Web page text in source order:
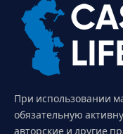
При использовании
обязательную
авторские и другие